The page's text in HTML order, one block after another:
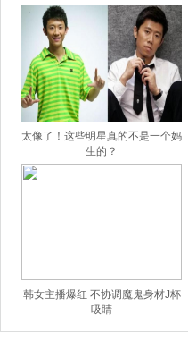
太像了！这些明星真的不是一个妈
生的？
韩女主播爆红 不协调魔鬼身材J杯
吸睛